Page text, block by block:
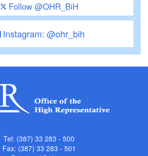
Follow @OHR_BiH
Instagram: @ohr_bih
Tel: (387) 33 283 - 500
Fax: (387) 33 283 - 501